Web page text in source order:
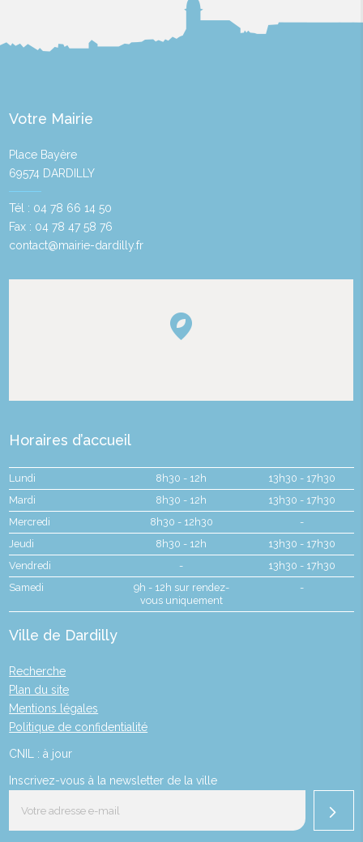
Votre Mairie
Place Bayère
69574 DARDILLY
Tél : 04 78 66 14 50
Fax : 04 78 47 58 76
contact@mairie-dardilly.fr
Horaires d’accueil
Lundi 8h30 - 12h
13h30 - 17h30
Mardi
8h30 - 12h
13h30 - 17h30
Mercredi
8h30 - 12h30
-
Jeudi
8h30 - 12h
13h30 - 17h30
Vendredi
-
13h30 - 17h30
Samedi
9h - 12h sur rendez-
vous uniquement
-
Ville de Dardilly
Recherche
Plan du site
Mentions légales
Politique de confidentialité
CNIL : à jour
Inscrivez-vous à la newsletter de la ville